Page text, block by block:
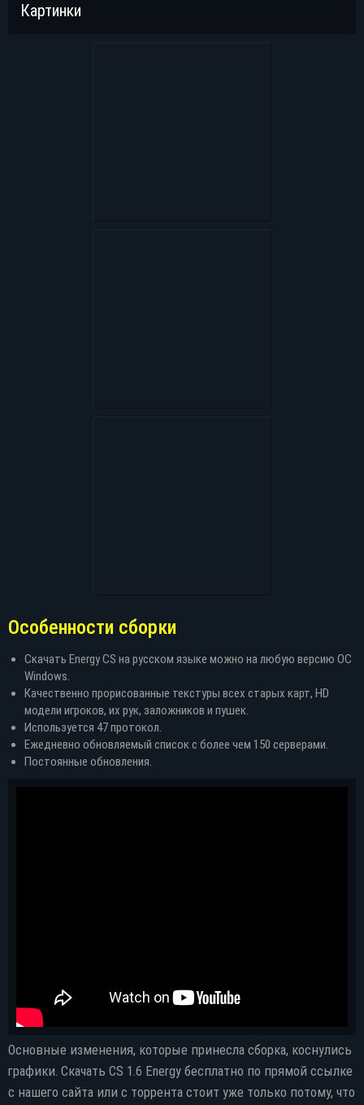
Картинки
Особенности сборки
Скачать Energy CS на русском языке можно на любую версию ОС
Windows.
Качественно прорисованные текстуры всех старых карт, HD
модели игроков, их рук, заложников и пушек.
Используется 47 протокол.
Ежедневно обновляемый список с более чем 150 серверами.
Постоянные обновления.
Основные изменения, которые принесла сборка, коснулись
графики. Скачать CS 1.6 Energy бесплатно по прямой ссылке
с нашего сайта или с торрента стоит уже только потому, что